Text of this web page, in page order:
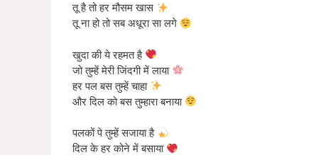
तू है तो हर मौसम खास
तू ना हो तो सब अधूरा सा लगे
खुदा की ये रहमत है
जो तुम्हें मेरी जिंदगी में लाया
हर पल बस तुम्हें चाहा
और दिल को बस तुम्हारा बनाया
पलकों पे तुम्हें सजाया है
दिल के हर कोने में बसाया